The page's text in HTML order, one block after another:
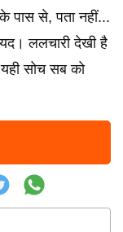
पास से, पता नहीं...
ललचारी देखी है
सोच सब को